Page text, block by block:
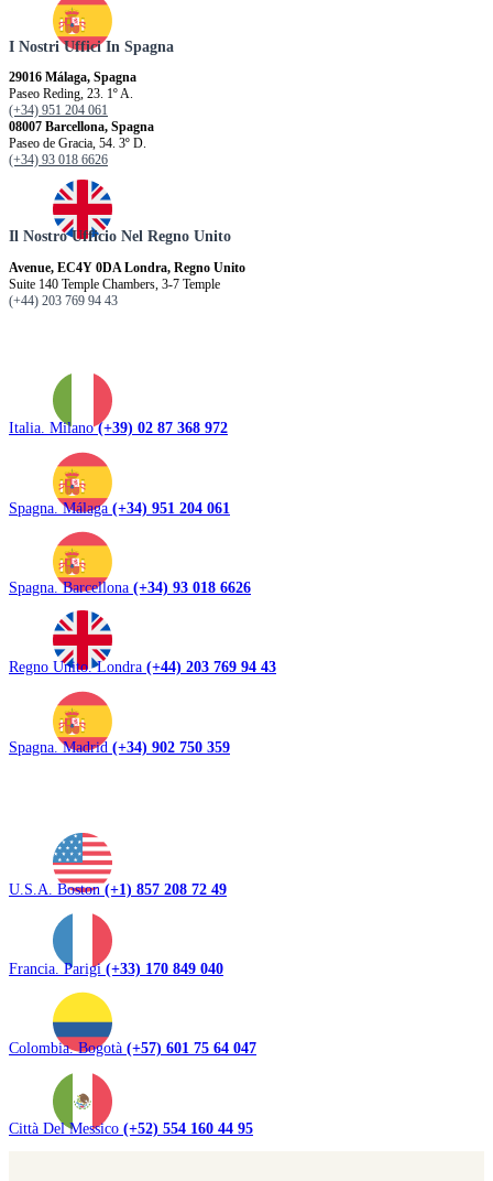
I Nostri Uffici In Spagna
29016 Málaga, Spagna
Paseo Reding, 23. 1º A.
(+34) 951 204 061
08007 Barcellona, ​​Spagna
Paseo de Gracia, 54. 3º D.
(+34) 93 018 6626
Il Nostro Ufficio Nel Regno Unito
Avenue, EC4Y 0DA Londra, Regno Unito
Suite 140 Temple Chambers, 3-7 Temple
(+44) 203 769 94 43
Italia. Milano(+39) 02 87 368 972
Spagna. Málaga (+34) 951 204 061
Spagna. Barcellona (+34) 93 018 6626
Regno Unito. Londra (+44) 203 769 94 43
Spagna. Madrid (+34) 902 750 359
U.S.A. Boston(+1) 857 208 72 49
Francia. Parigi(+33) 170 849 040
Colombia. Bogotà (+57) 601 75 64 047
Città Del Messico (+52) 554 160 44 95